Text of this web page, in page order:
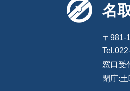
名
〒981-
窓口受
閉庁: